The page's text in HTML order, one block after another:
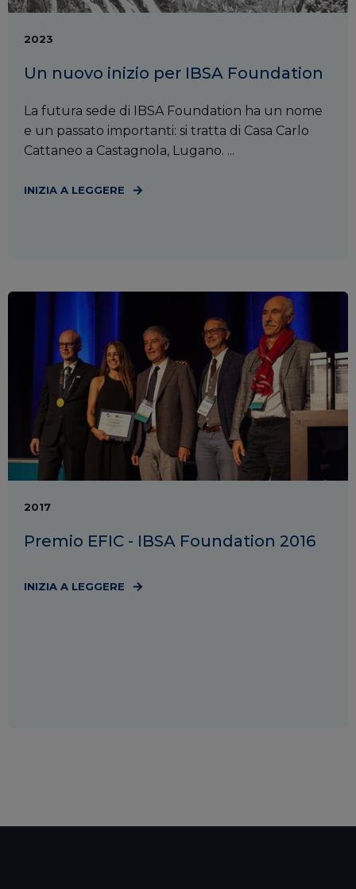
2023
Un nuovo inizio per IBSA Foundation
La futura sede di IBSA Foundation ha un nome
e un passato importanti: si tratta di Casa Carlo
Cattaneo a Castagnola, Lugano. ...
INIZIA A LEGGERE
2017
Premio EFIC - IBSA Foundation 2016
INIZIA A LEGGERE